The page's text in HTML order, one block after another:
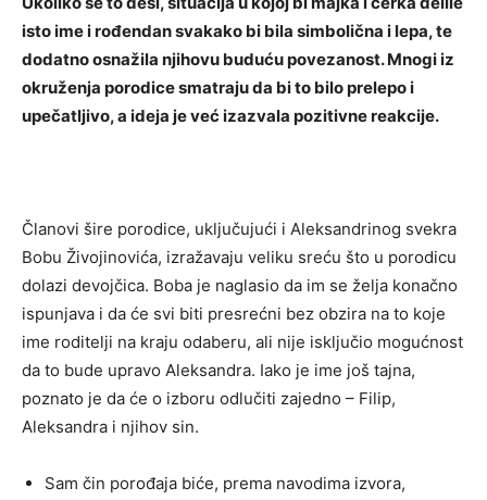
isto ime i rođendan svakako bi bila simbolična i lepa, te
dodatno osnažila njihovu buduću povezanost. Mnogi iz
okruženja porodice smatraju da bi to bilo prelepo i
upečatljivo, a ideja je već izazvala pozitivne reakcije.
Članovi šire porodice, uključujući i Aleksandrinog svekra
Bobu Živojinovića, izražavaju veliku sreću što u porodicu
dolazi devojčica. Boba je naglasio da im se želja konačno
ispunjava i da će svi biti presrećni bez obzira na to koje
ime roditelji na kraju odaberu, ali nije isključio mogućnost
da to bude upravo Aleksandra. Iako je ime još tajna,
poznato je da će o izboru odlučiti zajedno – Filip,
Aleksandra i njihov sin.
Sam čin porođaja biće, prema navodima izvora,